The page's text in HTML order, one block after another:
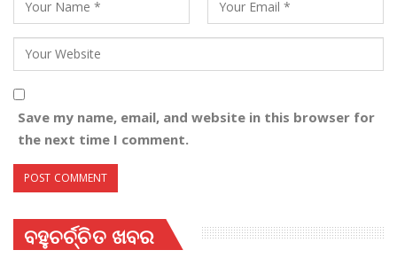
Save my name, email, and website in this browser for
the next time I comment.
ବହୁଚର୍ଚ୍ଚିତ ଖବର